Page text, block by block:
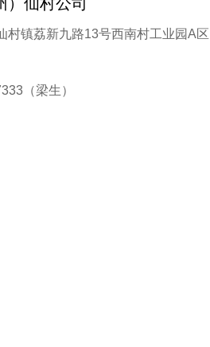
村镇荔新九路13号西南村工业园A区
（梁生）